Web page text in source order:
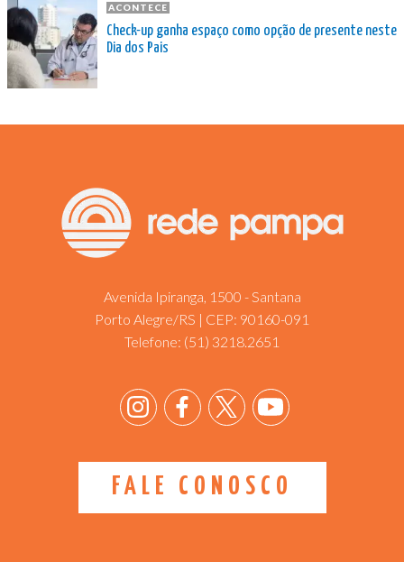
ACONTECE
Check-up ganha espaço como opção de presente neste
Dia dos Pais
Avenida Ipiranga, 1500 - Santana
Porto Alegre/RS | CEP: 90160-091
Telefone: (51) 3218.2651
FALE CONOSCO